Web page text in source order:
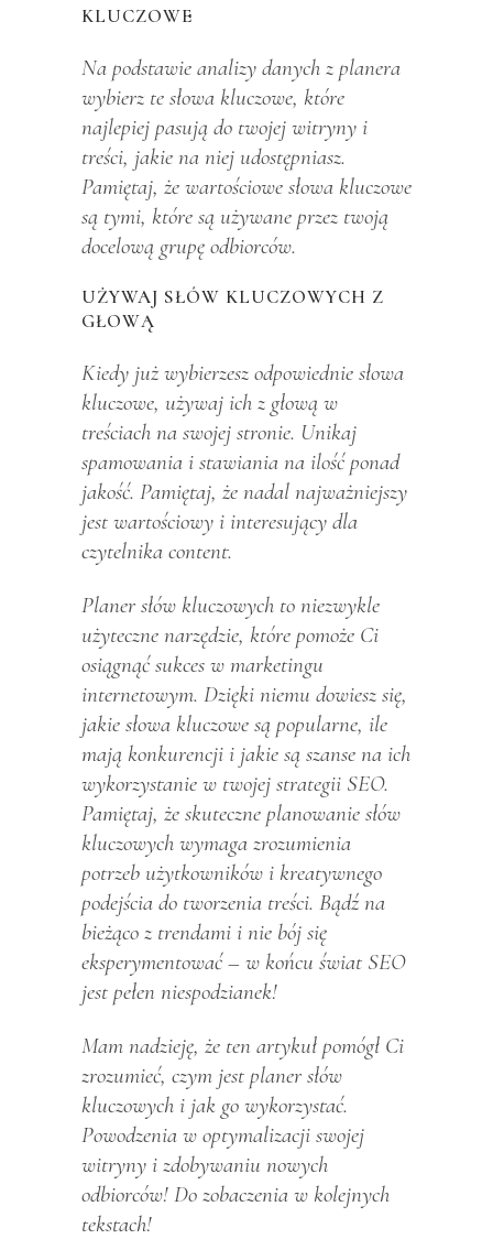
KLUCZOWE
Na podstawie analizy danych z planera
wybierz te słowa kluczowe, które
najlepiej pasują do twojej witryny i
treści, jakie na niej udostępniasz.
Pamiętaj, że wartościowe słowa kluczowe
są tymi, które są używane przez twoją
docelową grupę odbiorców.
UŻYWAJ SŁÓW KLUCZOWYCH Z
GŁOWĄ
Kiedy już wybierzesz odpowiednie słowa
kluczowe, używaj ich z głową w
treściach na swojej stronie. Unikaj
spamowania i stawiania na ilość ponad
jakość. Pamiętaj, że nadal najważniejszy
jest wartościowy i interesujący dla
czytelnika content.
Planer słów kluczowych to niezwykle
użyteczne narzędzie, które pomoże Ci
osiągnąć sukces w marketingu
internetowym. Dzięki niemu dowiesz się,
jakie słowa kluczowe są popularne, ile
mają konkurencji i jakie są szanse na ich
wykorzystanie w twojej strategii SEO.
Pamiętaj, że skuteczne planowanie słów
kluczowych wymaga zrozumienia
potrzeb użytkowników i kreatywnego
podejścia do tworzenia treści. Bądź na
bieżąco z trendami i nie bój się
eksperymentować – w końcu świat SEO
jest pełen niespodzianek!
Mam nadzieję, że ten artykuł pomógł Ci
zrozumieć, czym jest planer słów
kluczowych i jak go wykorzystać.
Powodzenia w optymalizacji swojej
witryny i zdobywaniu nowych
odbiorców! Do zobaczenia w kolejnych
tekstach!